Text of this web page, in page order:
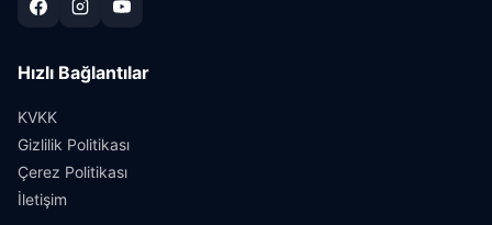
Hızlı Bağlantılar
KVKK
Gizlilik Politikası
Çerez Politikası
İletişim